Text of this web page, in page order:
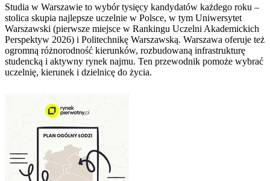
Studia w Warszawie to wybór tysięcy kandydatów każdego roku –
stolica skupia najlepsze uczelnie w Polsce, w tym Uniwersytet
Warszawski (pierwsze miejsce w Rankingu Uczelni Akademickich
Perspektyw 2026) i Politechnikę Warszawską. Warszawa oferuje też
ogromną różnorodność kierunków, rozbudowaną infrastrukturę
studencką i aktywny rynek najmu. Ten przewodnik pomoże wybrać
uczelnię, kierunek i dzielnicę do życia.